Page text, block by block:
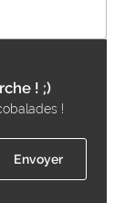
! ;)
!